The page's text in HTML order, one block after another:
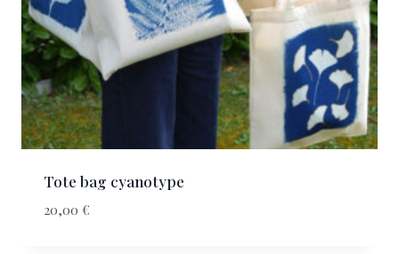
Tote bag cyanotype
20,00 €